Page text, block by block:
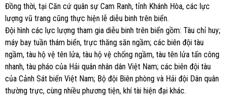
Đồng thời, tại Căn cứ quân sự Cam Ranh, tỉnh Khánh Hòa, các lực
lượng vũ trang cũng thực hiện lễ diễu binh trên biển.
Đội hình các lực lượng tham gia diễu binh trên biển gồm: Tàu chỉ huy;
máy bay tuần thám biển, trực thăng săn ngầm; các biên đội tàu
ngầm, tàu hộ vệ tên lửa, tàu hộ vệ chống ngầm, tàu tên lửa tấn công
nhanh, tàu pháo của Hải quân nhân dân Việt Nam; các biên đội tàu
của Cảnh Sát biển Việt Nam; Bộ đội Biên phòng và Hải đội Dân quân
thường trực, cùng nhiều phương tiện, khí tài hiện đại khác.